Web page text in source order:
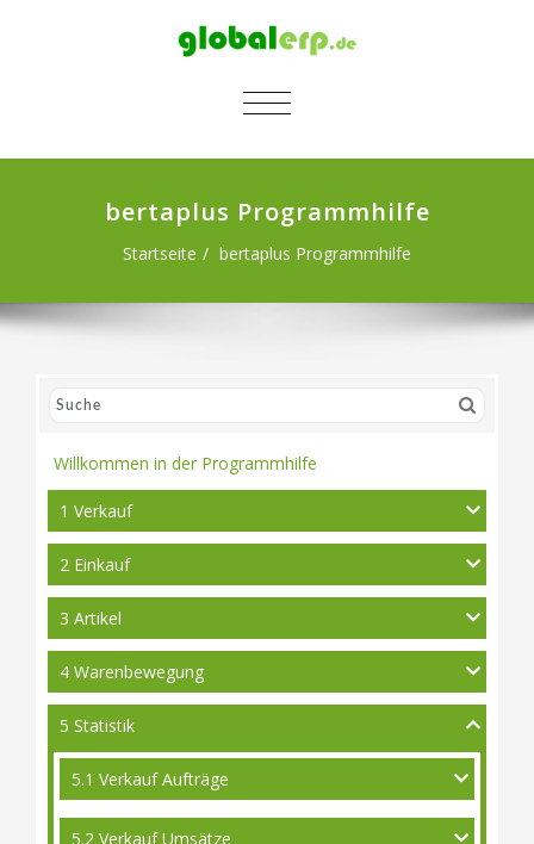
SCHALTE NAVIGATION
bertaplus Programmhilfe
Startseite bertaplus Programmhilfe
Willkommen in der Programmhilfe
1 Verkauf
2 Einkauf
3 Artikel
4 Warenbewegung
5 Statistik
5.1 Verkauf Aufträge
5.2 Verkauf Umsätze